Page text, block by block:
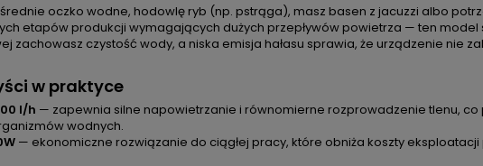
oczko wodne, hodowlę ryb (np. pstrąga), masz basen z jacuzzi albo
etapów produkcji wymagających dużych przepływów powietrza — ten model
zachowasz czystość wody, a niska emisja hałasu sprawia, że urządzenie nie
w praktyce
l/h — zapewnia silne napowietrzanie i równomierne rozprowadzenie tlenu, co
wodnych.
— ekonomiczne rozwiązanie do ciągłej pracy, które obniża koszty eksploatacji